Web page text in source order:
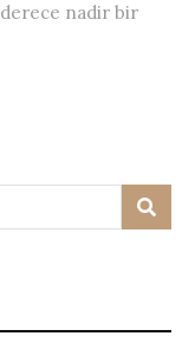
derece nadir bir